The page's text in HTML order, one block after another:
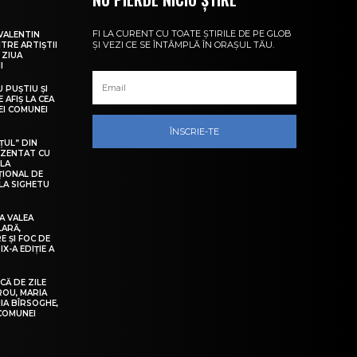
ARTIȘTII
ZIUA
PUȘTIU ȘI
AFIȘ LA CEA
COMUNEI
DIN
CU
DE
SIGHETU
VALEA
ȘI FOC DE
A EDIȚIE A
DE ZILE
MARIA
BÎRSOGHE,
FI LA CURENT CU TOATE ȘTIRILE DE PE GLOB
ȘI VEZI CE SE ÎNTÂMPLĂ ÎN ORAȘUL TĂU.
ÎNSCRIE-TE